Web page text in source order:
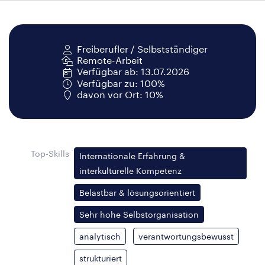
Freiberufler / Selbstständiger
Remote-Arbeit
Verfügbar ab: 13.07.2026
Verfügbar zu: 100%
davon vor Ort: 10%
Top-Skills
Internationale Erfahrung &
interkulturelle Kompetenz
Belastbar & lösungsorientiert
Sehr hohe Selbstorganisation
analytisch verantwortungsbewusst
strukturiert